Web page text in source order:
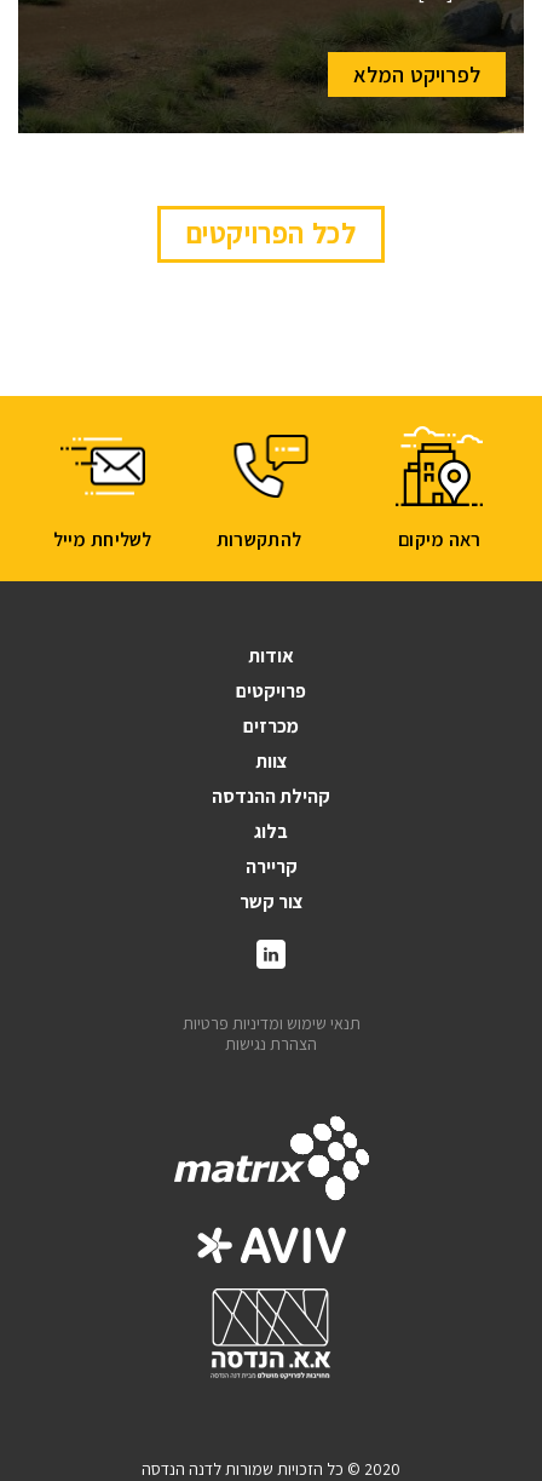
לפרויקט המלא
לכל הפרויקטים
אודות
פרויקטים
מכרזים
צוות
קהילת ההנדסה
בלוג
קריירה
צור קשר
תנאי שימוש ומדיניות פרטיות
הצהרת נגישות
ראה מיקום להתקשרות לשליחת מייל
2020 © כל הזכויות שמורות לדנה הנדסה